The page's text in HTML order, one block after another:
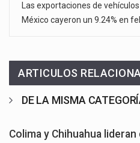
Las exportaciones de
México cayeron un 9.24% en
ARTICULOS
DE LA MISMA
Colima y Chihuahua